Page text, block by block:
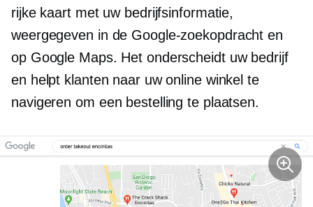
rijke kaart met uw bedrijfsinformatie,
weergegeven in de Google-zoekopdracht en
op Google Maps. Het onderscheidt uw bedrijf
en helpt klanten naar uw online winkel te
navigeren om een ​​bestelling te plaatsen.